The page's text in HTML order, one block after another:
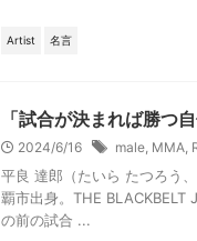
b
o
o
Artist 名言
「試合が決まれば勝つ
2024/6/16 male, MMA,
平良 達郎（たいら たつろう
覇市出身。THE BLACKBELT
の前の試合 ...